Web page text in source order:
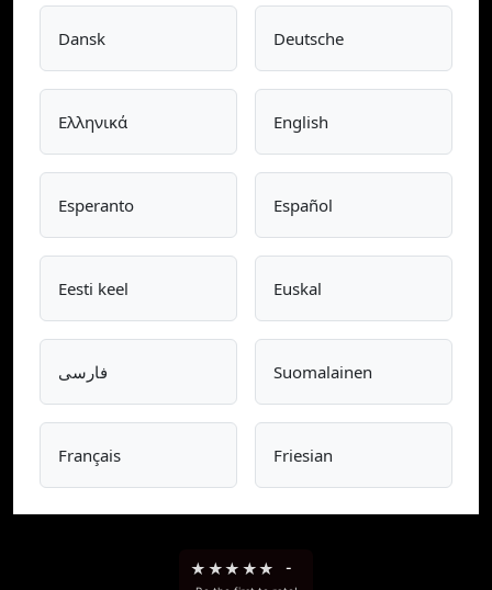
Dansk Deutsche
Ελληνικά English
Esperanto Español
Eesti keel Euskal
فارسی Suomalainen
Français Friesian
★ ★★ ★★ -